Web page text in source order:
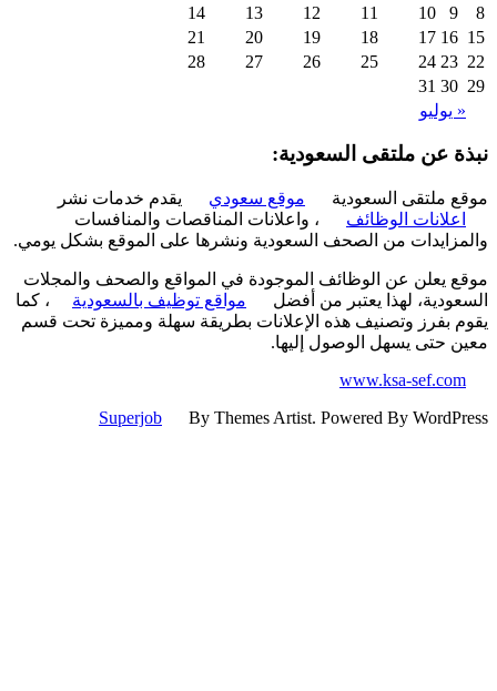
10
16
17
23
24
30
31
يوليو
عن ملتقى السعودية:
ملتقى السعودية موقع سعودي
يقدم خدمات نشر
الوظائف
، واعلانات المناقصات والمنافسات
من الصحف السعودية ونشرها على الموقع بشكل يومي.
يعلن عن الوظائف الموجودة في المواقع والصحف والمجلات
لهذا يعتبر من أفضل
مواقع توظيف بالسعودية
، كما
بفرز وتصنيف هذه الإعلانات بطريقة سهلة ومميزة تحت قسم
حتى يسهل الوصول إليها.
www.ksa-
Superjob
By Themes Artist. Powered By